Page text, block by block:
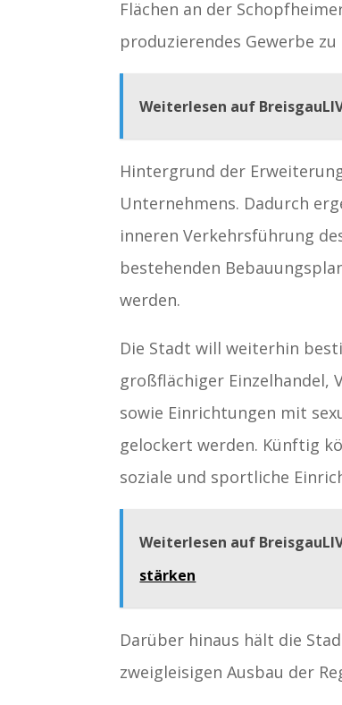
Flächen an der
produzierendes Gewerbe zu
Weiterlesen auf
Hintergrund der
Unternehmens. Dadurch
inneren Verkehrsführung
bestehenden
werden.
Die Stadt will weiterhin
großflächiger Einzelhandel,
sowie Einrichtungen mit
gelockert werden. Künftig
soziale und sportliche
Weiterlesen auf
stärken
Darüber hinaus hält die
zweigleisigen Ausbau der